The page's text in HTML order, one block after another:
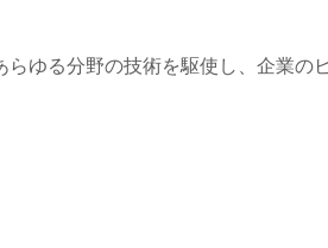
ゆる分野の技術を駆使し、企業